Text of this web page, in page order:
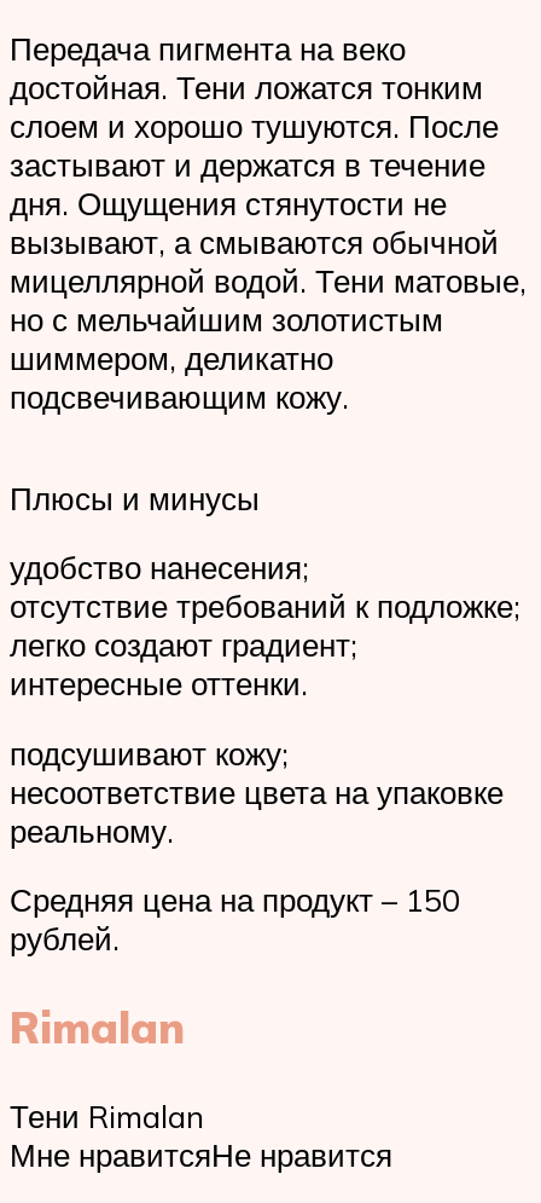
Передача пигмента на веко
достойная. Тени ложатся тонким
слоем и хорошо тушуются. После
застывают и держатся в течение
дня. Ощущения стянутости не
вызывают, а смываются обычной
мицеллярной водой. Тени матовые,
но с мельчайшим золотистым
шиммером, деликатно
подсвечивающим кожу.
Плюсы и минусы
удобство нанесения;
отсутствие требований к подложке;
легко создают градиент;
интересные оттенки.
подсушивают кожу;
несоответствие цвета на упаковке
реальному.
Средняя цена на продукт – 150
рублей.
Rimalan
Тени Rimalan
Мне нравитсяНе нравится